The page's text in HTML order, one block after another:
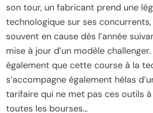
son tour, un fabricant prend une
technologique sur ses
souvent en cause dès l’année
mise à jour d’un modèle
également que cette course à la
s’accompagne également hélas
tarifaire qui ne met pas ces outils
toutes les bourses…